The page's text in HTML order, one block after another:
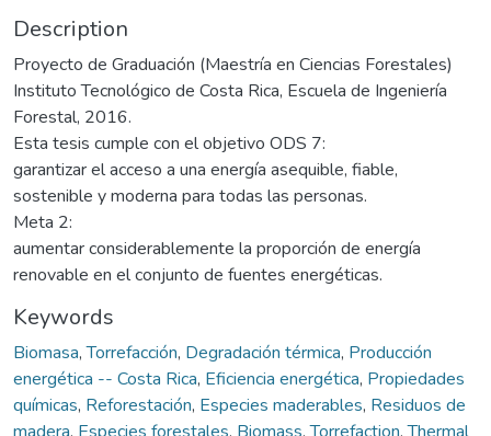
Description
Proyecto de Graduación (Maestría en Ciencias Forestales)
Instituto Tecnológico de Costa Rica, Escuela de Ingeniería
Forestal, 2016.
Esta tesis cumple con el objetivo ODS 7:
garantizar el acceso a una energía asequible, fiable,
sostenible y moderna para todas las personas.
Meta 2:
aumentar considerablemente la proporción de energía
renovable en el conjunto de fuentes energéticas.
Keywords
Biomasa,Torrefacción, Degradación térmica, Producción
energética -- Costa Rica, Eficiencia energética, Propiedades
químicas, Reforestación, Especies maderables, Residuos de